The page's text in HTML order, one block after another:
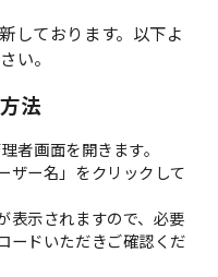
しております。以下よ
い。
法
者画面を開きます。
ザー名」をクリックして
表示されますので、必要
ードいただきご確認くだ